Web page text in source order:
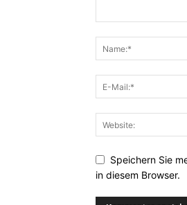
Speichern Sie
in diesem Browser.